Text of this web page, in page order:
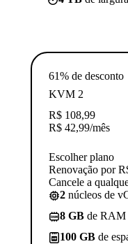
61% de desconto
KVM 2
R$ 108,99
R$ 42,99/mês
Escolher plano
Renovação por
Cancele a
2 núcleos de
8 GB de RAM
100 GB de